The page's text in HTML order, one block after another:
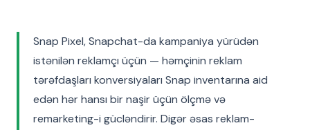
Snap Pixel, Snapchat-da kampaniya yürüdən
istənilən reklamçı üçün — həmçinin reklam
tərəfdaşları konversiyaları Snap inventarına aid
edən hər hansı bir naşir üçün ölçmə və
remarketing-i gücləndirir. Digər əsas reklam-